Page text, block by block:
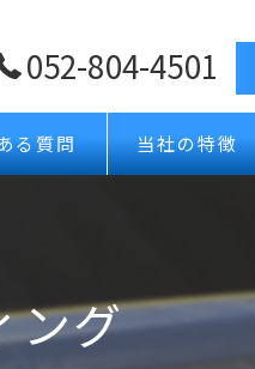
052-804-4501
る質問 当社の特徴
ング